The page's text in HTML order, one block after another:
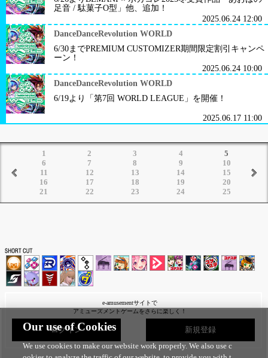
足音 / 駄菓子O型」他、追加！
2025.06.24 12:00
DanceDanceRevolution WORLD
6/30までPREMIUM CUSTOMIZER期間限定割引キャンペ
ーン！
2025.06.24 10:00
DanceDanceRevolution WORLD
6/19より「第7回 WORLD LEAGUE」を開催！
2025.06.17 11:00
1 2 3 4
5
6
7 8 9
10
11
12 13 14
15
16
17 18 19
20
21
22 23 24 25
e-amusementサイトで
アミューズメントゲームをさらに楽しく！
ログイン 新規登録
Our use of Cookies
We use cookies to make our website work properly. We also use c